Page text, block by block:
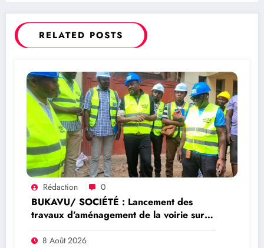
RELATED POSTS
Rédaction 0
BUKAVU/ SOCIÉTÉ : Lancement des
travaux d’aménagement de la voirie sur
l’avenue Nyofu 1: l’entreprise Group
Mushegera Services exécutera 1200
8 Août 2026